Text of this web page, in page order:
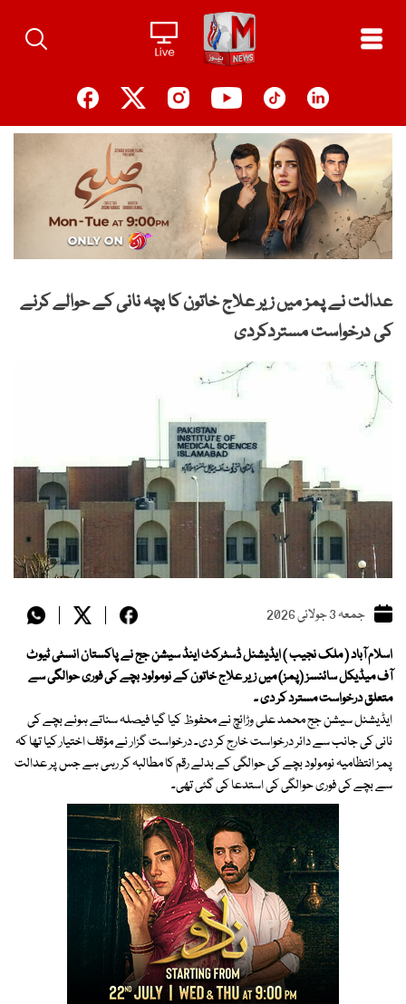
content
عدالت نے پمز میں زیر علاج خاتون کا بچہ نانی کے حوالے کرنے
کی درخواست مستردکردی
جمعہ 3 جولائی 2026
اسلام آباد ( ملک نجیب ) ایڈیشنل ڈسٹرکٹ اینڈ سیشن جج نے پاکستان انسٹی ٹیوٹ
آف میڈیکل سائنسز (پمز) میں زیر علاج خاتون کے نومولود بچے کی فوری حوالگی سے
متعلق درخواست مسترد کر دی ۔
ایڈیشنل سیشن جج محمد علی وڑائچ نے محفوظ کیا گیا فیصلہ سناتے ہوئے بچے کی
نانی کی جانب سے دائر درخواست خارج کر دی۔ درخواست گزار نے مؤقف اختیار کیا تھا کہ
پمز انتظامیہ نومولود بچے کی حوالگی کے بدلے رقم کا مطالبہ کر رہی ہے جس پر عدالت
سے بچے کی فوری حوالگی کی استدعا کی گئی تھی۔